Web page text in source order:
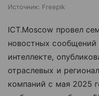
Источник: Freepik
ICT.Moscow провел
новостных сообщений
интеллекте,
отраслевых и
компаний с мая 2025